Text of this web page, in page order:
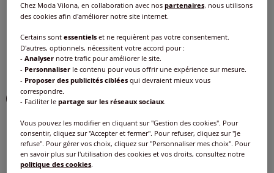
Couleur :écru-marine imprimé
Taille :
Veuillez sélectionner une taille
Chez Moda Vilona, en collaboration avec nospartenaires, nous utilisons
des cookies afin d'améliorer notre site internet.
Certains sontessentiels et ne requièrent pas votre consentement.
D'autres, optionnels, nécessitent votre accord pour :
-Analyser notre trafic pour améliorer le site.
- Personnaliser le contenu pour vous offrir une expérience sur mesure.
- Proposer des publicités ciblées qui devraient mieux vous
correspondre.
- Faciliter lepartage sur les réseaux sociaux.
Vous pouvez les modifier en cliquant sur "Gestion des cookies". Pour
consentir, cliquez sur "Accepter et fermer". Pour refuser, cliquez sur "Je
refuse". Pour gérer vos choix, cliquez sur "Personnaliser mes choix". Pour
en savoir plus sur l'utilisation des cookies et vos droits, consultez notre
politique des cookies.